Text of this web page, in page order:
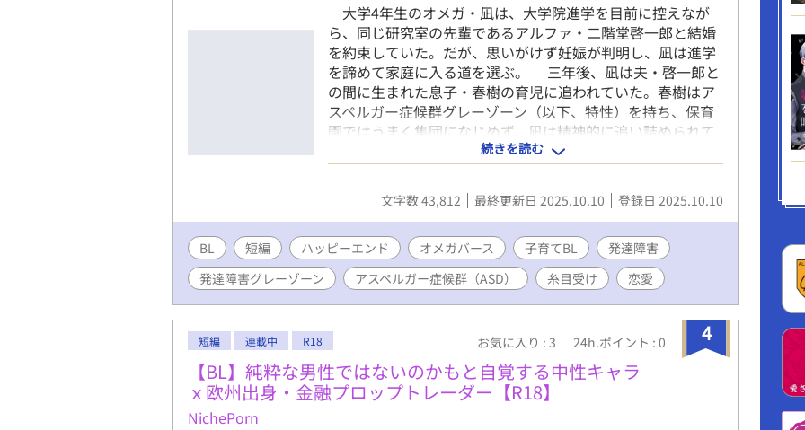
大学4年生のオメガ・凪は、大学院進学を目前に控えなが
ら、同じ研究室の先輩であるアルファ・二階堂啓一郎と結婚
を約束していた。だが、思いがけず妊娠が判明し、凪は進学
を諦めて家庭に入る道を選ぶ。 三年後、凪は夫・啓一郎と
の間に生まれた息子・春樹の育児に追われていた。春樹はア
スペルガー症候群グレーゾーン（以下、特性）を持ち、保育
園ではうまく集団になじめず、凪は精神的に追い詰められて
いく。多忙な啓一郎は子育てに関心を持ちきれず、直情的な
言動で春樹を傷つけてしまい、夫婦関係も冷え切っていた。
そんななか、啓一郎から突然、離婚を切り出される。 途方
に暮れた凪は保健師に相談し、勧められるままに夫の医師面
と同様の発達特性が潜在している可能性だった。凪と啓一郎
は離婚を保留し、ともに春樹の特性と向き合っていくことを
決意する。家族は再び一緒に暮らし始め、春樹を療育センタ
ーへ通わせるようになる。
続きを読む
文字数 43,812 最終更新日 2025.10.10 登録日 2025.10.10
BL 短編 ハッピーエンド オメガバース 子育てBL
発達障害
発達障害グレーゾーン
アスペルガー症候群（ASD） 糸目受け 恋愛
4
短編 連載中 R18 お気に入り : 3 24h.ポイント : 0
【BL】純粋な男性ではないのかもと自覚する中性キャラ
ｘ欧州出身・金融プロップトレーダー【R18】
NichePorn